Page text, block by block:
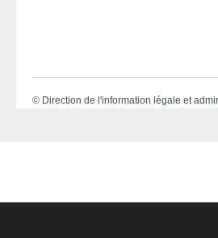
© Direction de l'information légale et